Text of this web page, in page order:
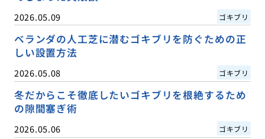
2026.05.09 ゴキブリ
ベランダの人工芝に潜むゴキブリを防ぐための正
しい設置方法
2026.05.08 ゴキブリ
冬だからこそ徹底したいゴキブリを根絶するため
の隙間塞ぎ術
2026.05.06 ゴキブリ